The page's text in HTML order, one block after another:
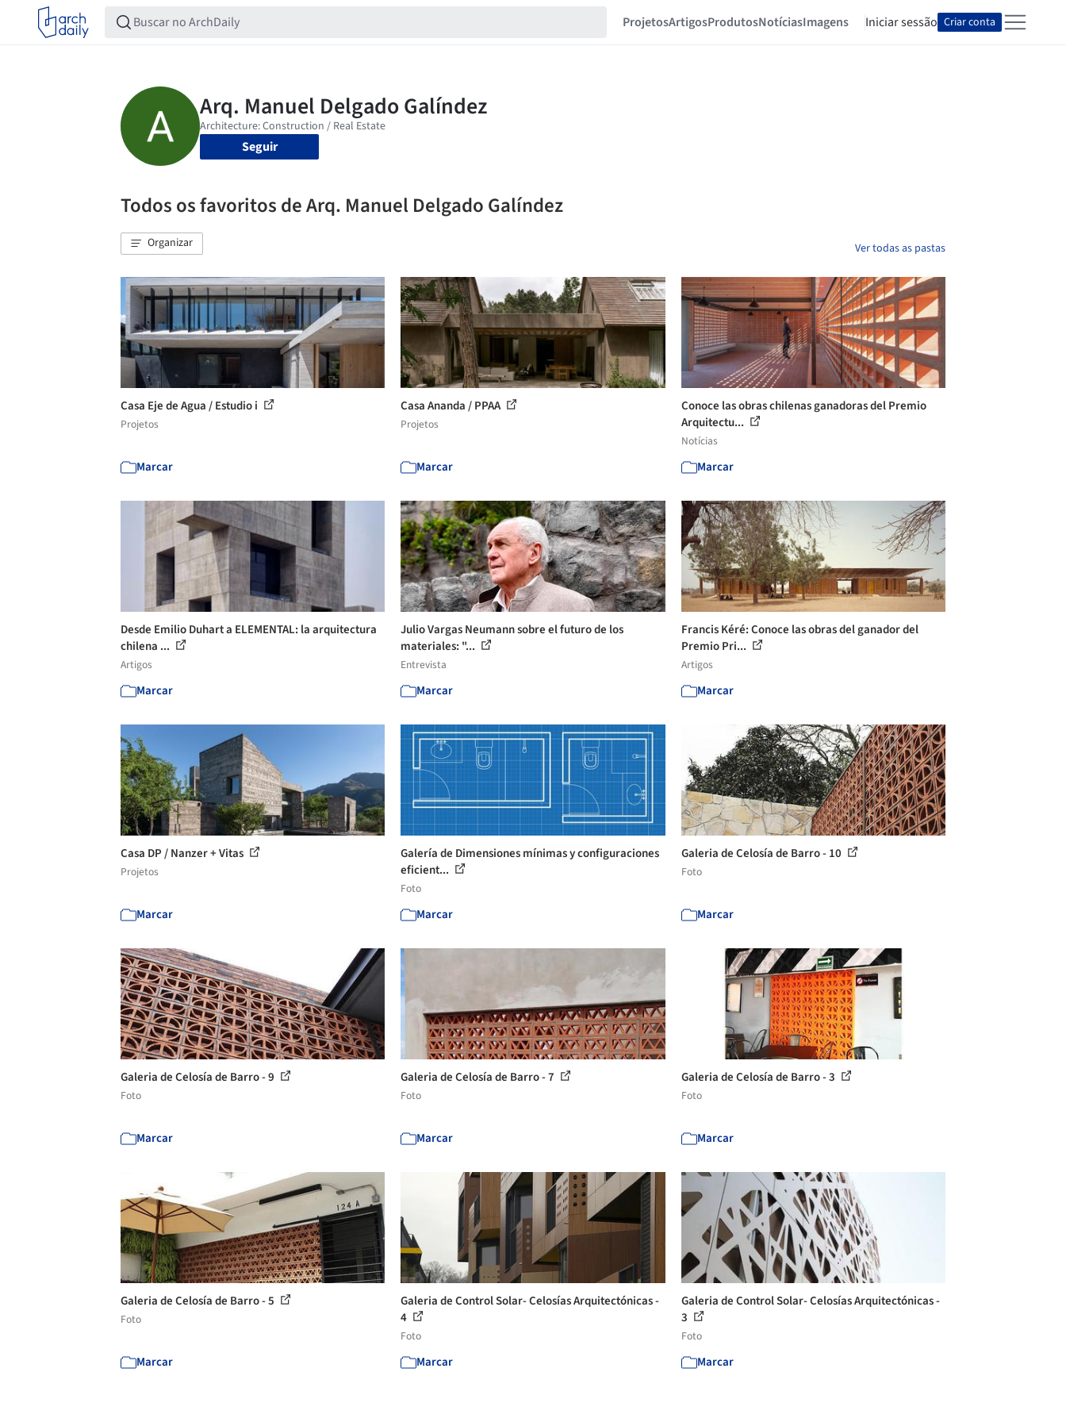
ProjetosArtigosProdutosNotíciasImagens Iniciar sessão Criar conta
Seguir
Todos os favoritos de Arq. Manuel Delgado Galíndez
Organizar Ver todas as pastas
Casa Eje de Agua / Estudio i
Projetos
Marcar
Casa Ananda / PPAA
Projetos
Marcar
Conoce las obras chilenas ganadoras del Premio
Arquitectu...
Notícias
Marcar
Desde Emilio Duhart a ELEMENTAL: la arquitectura
chilena ...
Artigos
Marcar
Julio Vargas Neumann sobre el futuro de los
materiales: "...
Entrevista
Marcar
Francis Kéré: Conoce las obras del ganador del
Premio Pri...
Artigos
Marcar
Casa DP / Nanzer + Vitas
Projetos
Marcar
Galería de Dimensiones mínimas y configuraciones
eficient...
Foto
Marcar
Galeria de Celosía de Barro - 10
Foto
Marcar
Galeria de Celosía de Barro - 9
Foto
Marcar
Galeria de Celosía de Barro - 7
Foto
Marcar
Galeria de Celosía de Barro - 3
Foto
Marcar
Galeria de Celosía de Barro - 5
Foto
Marcar
Galeria de Control Solar- Celosías Arquitectónicas -
4
Foto
Marcar
Galeria de Control Solar- Celosías Arquitectónicas -
3
Foto
Marcar